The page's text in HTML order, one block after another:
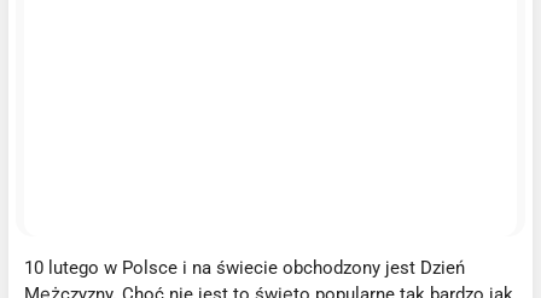
10 lutego w Polsce i na świecie obchodzony jest Dzień